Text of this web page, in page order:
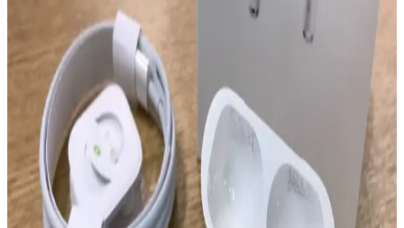
düşmelere karşı etkili koruma sağlar, pratik kullanımı ve canlı renk
seçenekleriyle öne çıkar.
Apple AirPods Max 2 İncelemesi: Teknik Özellikler,
Tasarım ve Kullanıcı Yorumları
Apple AirPods Max 2, H2 çipiyle sınırlı yenilik sunarken tasarım
sorunları, dayanıklılık endişeleri ve yüksek fiyatıyla kullanıcılar
arasında karışık tepkiler alıyor. Alternatif modeller daha cazip
görünüyor.
Apple AirPods Pro 3, Pro 2 ve AirPods 4 İçin Yeni
Firmware Güncellemesi ve Kullanıcı Sorunları